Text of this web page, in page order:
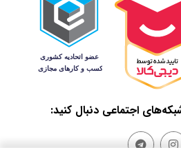
اجتماعی دنبال کنید: